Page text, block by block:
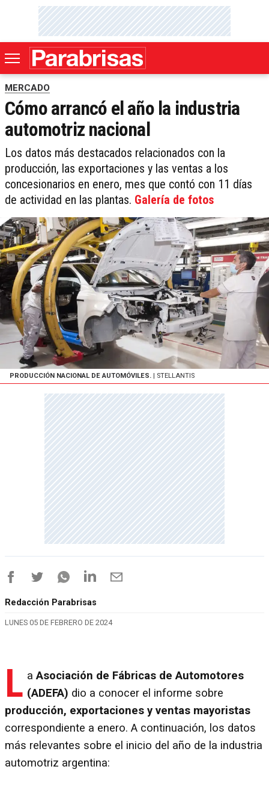
MERCADO
Cómo arrancó el año la industria
automotriz nacional
Los datos más destacados relacionados con la
producción, las exportaciones y las ventas a los
concesionarios en enero, mes que contó con 11 días
de actividad en las plantas. Galería de fotos
PRODUCCIÓN NACIONAL DE AUTOMÓVILES. | STELLANTIS
Redacción Parabrisas
LUNES 05 DE FEBRERO DE 2024
L aAsociación de Fábricas de Automotores
(ADEFA) dio a conocer el informe sobre
producción, exportaciones y ventas mayoristas
correspondiente a enero. A continuación, los datos
más relevantes sobre el inicio del año de la industria
automotriz argentina: